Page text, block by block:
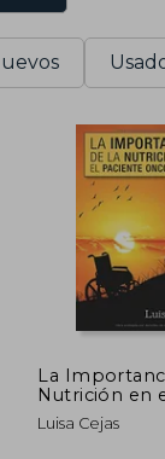
La
Nutrición en
Paciente
Luisa Cejas